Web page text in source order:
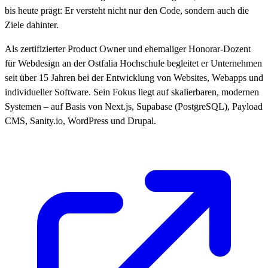
bis heute prägt: Er versteht nicht nur den Code, sondern auch die
Ziele dahinter.
Als zertifizierter Product Owner und ehemaliger Honorar-Dozent
für Webdesign an der Ostfalia Hochschule begleitet er Unternehmen
seit über 15 Jahren bei der Entwicklung von Websites, Webapps und
individueller Software. Sein Fokus liegt auf skalierbaren, modernen
Systemen – auf Basis von Next.js, Supabase (PostgreSQL), Payload
CMS, Sanity.io, WordPress und Drupal.